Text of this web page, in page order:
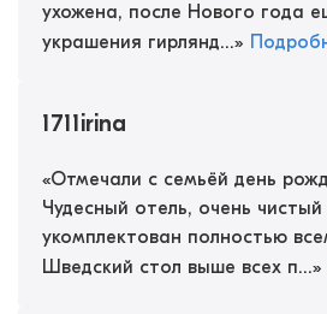
ухожена, после Нового года
украшения гирлянд...»
1711irina
«Отмечали с семьёй день
Чудесный отель, очень
укомплектован полностью
Шведский стол выше всех п...»